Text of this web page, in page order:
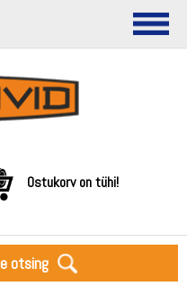
Ostukorv on tühi!
otsing